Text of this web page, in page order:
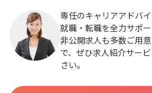
専任のキャリアアドバ
就職・転職を全力サポー
非公開求人も多数ご用
で、ぜひ求人紹介サー
さい。